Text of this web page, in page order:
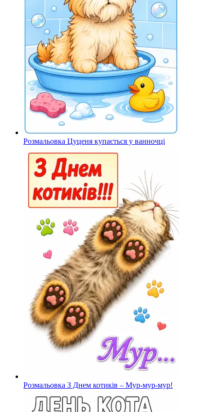
Розмальовка Цуценя купається у ванночці
Розмальовка З Днем котиків – Мур-мур-мур!